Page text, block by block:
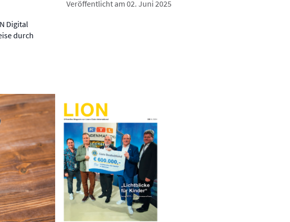
Digital
durch
Veröffentlicht am 02. Juni 2025